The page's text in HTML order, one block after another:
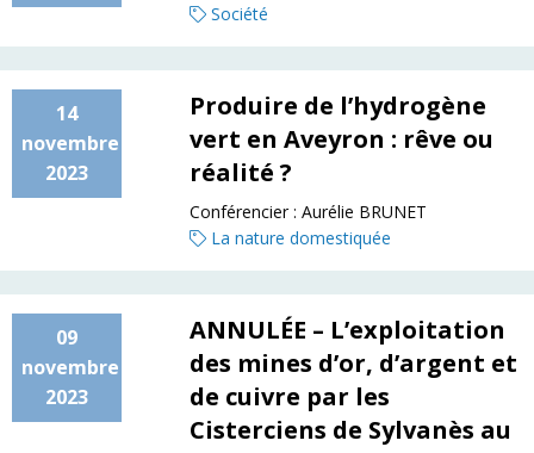
Société
14
novembre
2023
Produire de l’hydrogène
vert en Aveyron : rêve ou
réalité ?
Conférencier :Aurélie BRUNET
La nature domestiquée
09
novembre
2023
ANNULÉE – L’exploitation
des mines d’or, d’argent et
de cuivre par les
Cisterciens de Sylvanès au